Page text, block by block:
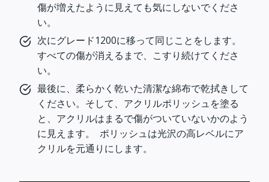
傷が増えたように見えても気にしないでくださ
い。
次にグレード1200に移って同じことをします。
すべての傷が消えるまで、こすり続けてくださ
い。
最後に、柔らかく乾いた清潔な綿布で乾拭きして
ください。そして、アクリルポリッシュを塗る
と、アクリルはまるで傷がついていないかのよう
に見えます。 ポリッシュは光沢の高レベルにア
クリルを元通りにします。